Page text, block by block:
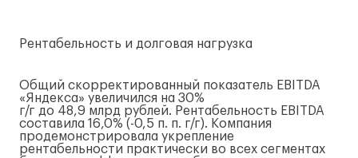
Рентабельность и долговая нагрузка
Общий скорректированный показатель EBITDA
«Яндекса» увеличился на 30%
г/г до 48,9 млрд рублей. Рентабельность EBITDA
составила 16,0% (-0,5 п. п. г/г). Компания
продемонстрировала укрепление
рентабельности практически во всех сегментах